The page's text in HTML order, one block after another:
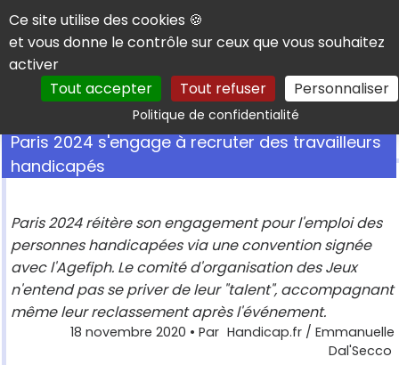
Panneau de gestion des cookies
Ce site utilise des cookies 🍪
et vous donne le contrôle sur ceux que vous souhaitez
activer
Tout accepter
Tout refuser Personnaliser
Politique de confidentialitéRechercher
Paris 2024 s'engage à recruter des travailleurs
handicapés
Paris 2024 réitère son engagement pour l'emploi des
personnes handicapées via une convention signée
avec l'Agefiph. Le comité d'organisation des Jeux
n'entend pas se priver de leur "talent", accompagnant
même leur reclassement après l'événement.
18 novembre 2020 • Par Handicap.fr / Emmanuelle
Dal'Secco